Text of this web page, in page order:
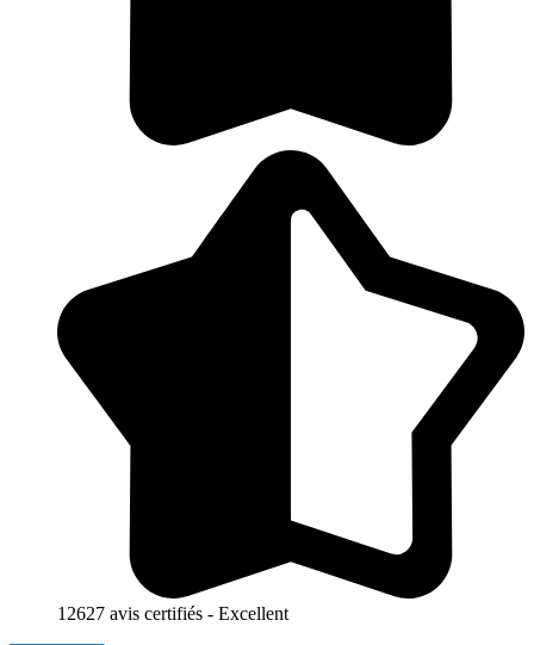
12627 avis certifiés - Excellent